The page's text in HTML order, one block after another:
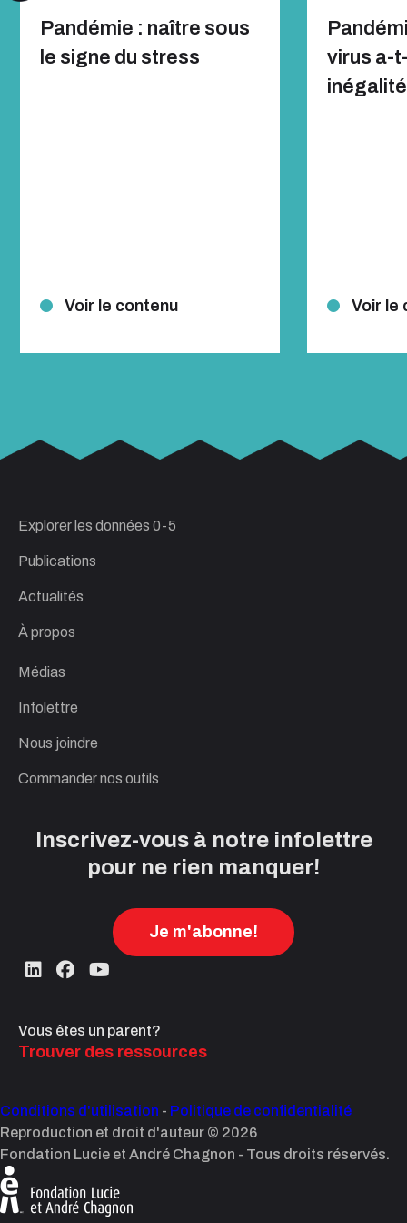
Pandémie : naître sous
le signe du stress
Voir le contenu
virus a-
Voir le
Explorer les données 0-5
Publications
Actualités
À propos
Médias
Infolettre
Nous joindre
Commander nos outils
Inscrivez-vous à notre infolettre
pour ne rien manquer!
Je m'abonne!
Vous êtes un parent?
Trouver des ressources
Conditions d'utilisation - Politique de confidentialité
Reproduction et droit d'auteur © 2026
Fondation Lucie et André Chagnon - Tous droits réservés.